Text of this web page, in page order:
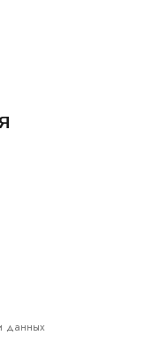
данных